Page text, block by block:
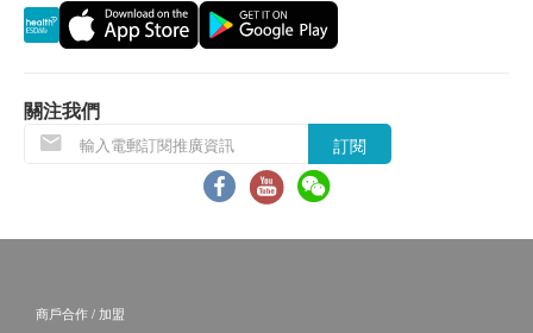
需要時取適量直接塗抹於皮膚患處，每天使用1至2
次。
有效成份
苦楝油、金縷梅花水、檸檬香桃木花水、德國洋甘菊
花水、乳木果脂、卵磷脂、純淨水、甘草酸二鉀
保存期限
儲存方法
貨品質量保證，於顧客收到產品當日起計，食用期
應最少有9個月或以上。
退換條款：
當顧客收取已訂購之貨品時，有責任檢查貨品是否
有損毀情況，一經確認簽收，恕不接受退換。
退換產品必須包裝完整，如退換之產品有任何殘缺
康網購health.ESDlife 客戶服務部跟進。
關注我們
訂閱
商戶合作 / 加盟